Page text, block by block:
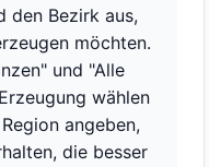
den Bezirk aus,
möchten.
und "Alle
wählen
angeben,
die besser